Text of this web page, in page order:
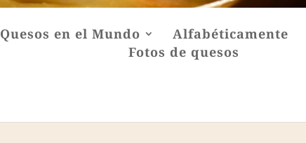
Quesos en el Mundo Alfabéticamente
Fotos de quesos